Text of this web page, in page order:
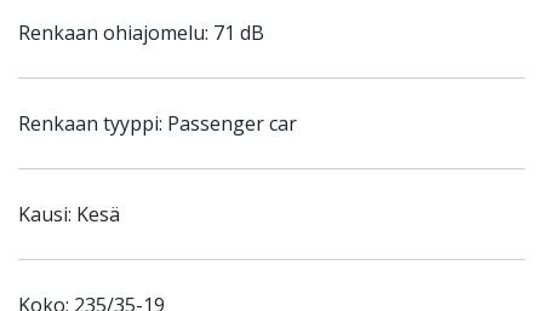
Renkaan ohiajomelu: 71 dB
Renkaan tyyppi: Passenger car
Kausi: Kesä
Koko: 235/35-19